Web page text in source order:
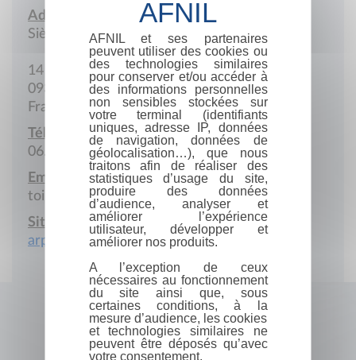
Adresse :
Siège social
14 Place des Bénazets
09320 Massat
France
Téléphone portable :
06.82.31.92.68
Email :
toi.edition09@gmail.com
Site Internet :
arpenterlesmots.com
AFNIL et ses partenaires
peuvent utiliser des cookies ou
des technologies similaires
pour conserver et/ou accéder à
des informations personnelles
non sensibles stockées sur
votre terminal (identifiants
uniques, adresse IP, données
de navigation, données de
géolocalisation…), que nous
traitons afin de réaliser des
statistiques d’usage du site,
produire des données
d’audience, analyser et
améliorer l’expérience
utilisateur, développer et
améliorer nos produits.
A l’exception de ceux
nécessaires au fonctionnement
du site ainsi que, sous
certaines conditions, à la
mesure d’audience, les cookies
et technologies similaires ne
peuvent être déposés qu’avec
votre consentement.